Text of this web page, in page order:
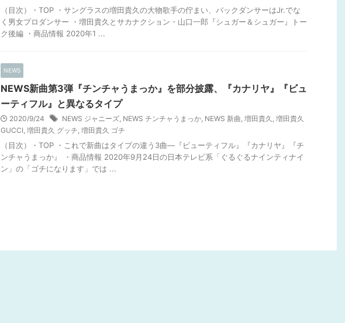
（目次）・TOP ・サングラスの増田貴久の大物歌手の佇まい、バックダンサーはJr.でな
く男女プロダンサー ・増田貴久とサカナクション・山口一郎『シュガー＆シュガー』トー
ク後編 ・商品情報 2020年1 ...
NEWS
NEWS新曲第3弾『チンチャうまっか』を部分披露、『カナリヤ』『ビュ
ーティフル』と異なるタイプ
2020/9/24 NEWS ジャニーズ, NEWS チンチャうまっか, NEWS 新曲, 増田貴久 , 増田貴久
GUCCI, 増田貴久 グッチ, 増田貴久 ゴチ
（目次）・TOP ・これで新曲はタイプの違う3曲―『ビューティフル』『カナリヤ』『チ
ンチャうまっか』 ・商品情報 2020年9月24日の日本テレビ系「ぐるぐるナインティナイ
ン」の「ゴチになります」では ...